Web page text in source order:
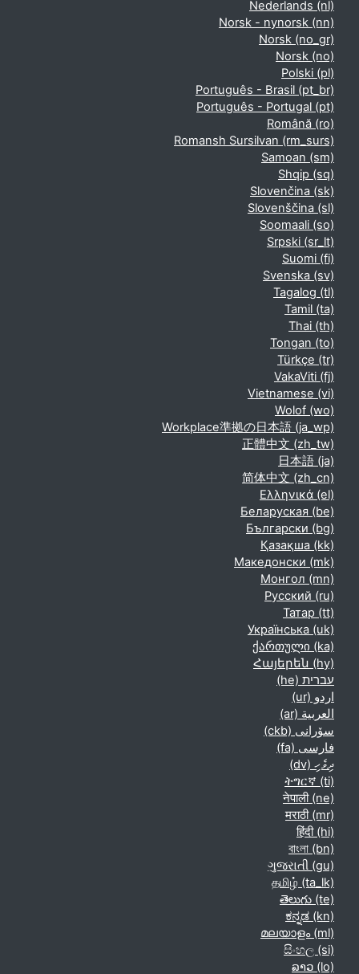
Nederlands ‎(nl)‎
Norsk - nynorsk ‎(nn)‎
Norsk ‎(no_gr)‎
Norsk ‎(no)‎
Polski ‎(pl)‎
Português - Brasil ‎(pt_br)‎
Português - Portugal ‎(pt)‎
Română ‎(ro)‎
Romansh Sursilvan ‎(rm_surs)‎
Samoan ‎(sm)‎
Shqip ‎(sq)‎
Slovenčina ‎(sk)‎
Slovenščina ‎(sl)‎
Soomaali ‎(so)‎
Srpski ‎(sr_lt)‎
Suomi ‎(fi)‎
Svenska ‎(sv)‎
Tagalog ‎(tl)‎
Tamil ‎(ta)‎
Thai ‎(th)‎
Tongan ‎(to)‎
Türkçe ‎(tr)‎
VakaViti ‎(fj)‎
Vietnamese ‎(vi)‎
Wolof ‎(wo)‎
Workplace準拠の日本語 ‎(ja_wp)‎
正體中文 ‎(zh_tw)‎
日本語 ‎(ja)‎
简体中文 ‎(zh_cn)‎
Ελληνικά ‎(el)‎
Беларуская ‎(be)‎
Български ‎(bg)‎
Қазақша ‎(kk)‎
Македонски ‎(mk)‎
Монгол ‎(mn)‎
Русский ‎(ru)‎
Татар ‎(tt)‎
Українська ‎(uk)‎
ქართული ‎(ka)‎
Հայերեն ‎(hy)‎
עברית ‎(he)‎
اردو ‎(ur)‎
العربية ‎(ar)‎
سۆرانی ‎(ckb)‎
فارسی ‎(fa)‎
ދިވެހި ‎(dv)‎
ትግርኛ ‎(ti)‎
नेपाली ‎(ne)‎
मराठी ‎(mr)‎
हिंदी ‎(hi)‎
বাংলা ‎(bn)‎
ગુજરાતી ‎(gu)‎
தமிழ் ‎(ta_lk)‎
తెలుగు ‎(te)‎
ಕನ್ನಡ ‎(kn)‎
മലയാളം ‎(ml)‎
සිංහල ‎(si)‎
ລາວ ‎(lo)‎